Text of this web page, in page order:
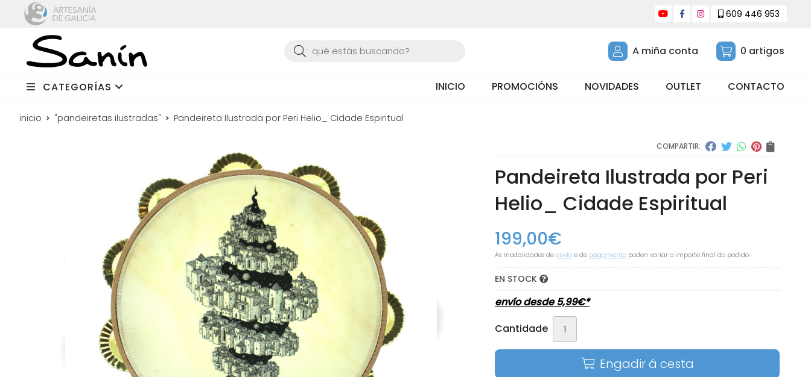
609 446 953
Buscar A miña conta 0 artigos
CATEGORÍAS INICIO PROMOCIÓNS NOVIDADES OUTLET CONTACTO
inicio "pandeiretas ilustradas" Pandeireta Ilustrada por Peri Helio_ Cidade Espiritual
COMPARTIR:
Pandeireta Ilustrada por Peri
Helio_ Cidade Espiritual
199,00€
As modalidades de envío e de pagamento poden variar o importe final do pedido.
EN STOCK
envío desde5,99€*
Cantidade
Engadir á cesta